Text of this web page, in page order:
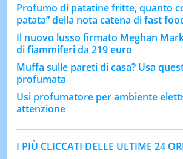
Profumo di patatine fritte, quanto
patata” della nota catena di fast
Il nuovo lusso firmato Meghan
di fiammiferi da 219 euro
Muffa sulle pareti di casa? Usa
profumata
Usi profumatore per ambiente
attenzione
I PIÙ CLICCATI DELLE ULTIME 24